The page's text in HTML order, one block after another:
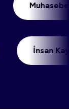
İnsan